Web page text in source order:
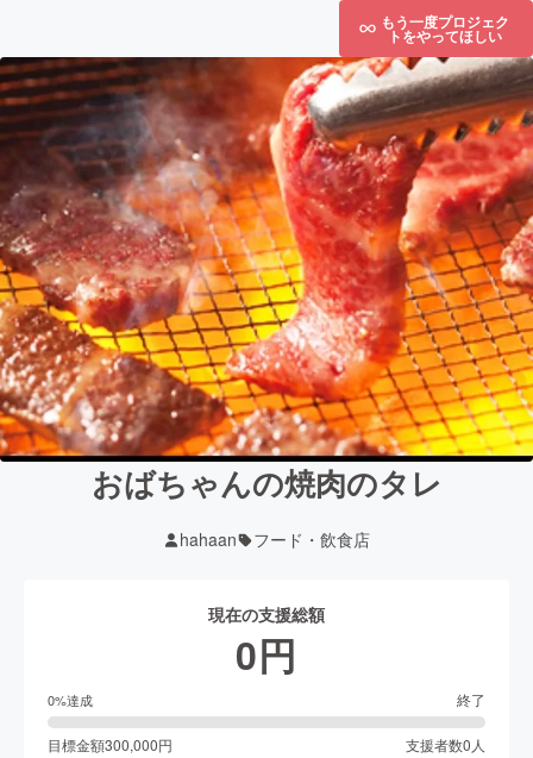
もう一度プロジェク
トをやってほしい
おばちゃんの焼肉のタレ
hahaan フード・飲食店
現在の支援総額
0円
0%達成 終了
目標金額300,000円 支援者数0 人